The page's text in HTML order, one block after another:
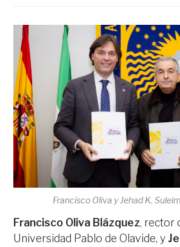
Francisco Oliva y Jehad K.
Francisco Oliva Blázquez, rector
Universidad Pablo de Olavide, y